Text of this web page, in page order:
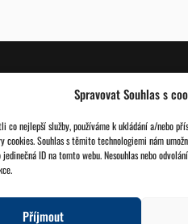
Spravovat Souhlas s
co nejlepší služby, používáme k ukládání a/nebo
cookies. Souhlas s těmito technologiemi nám
jedinečná ID na tomto webu. Nesouhlas nebo
Příjmout
O nás
Jednoty ČSOL